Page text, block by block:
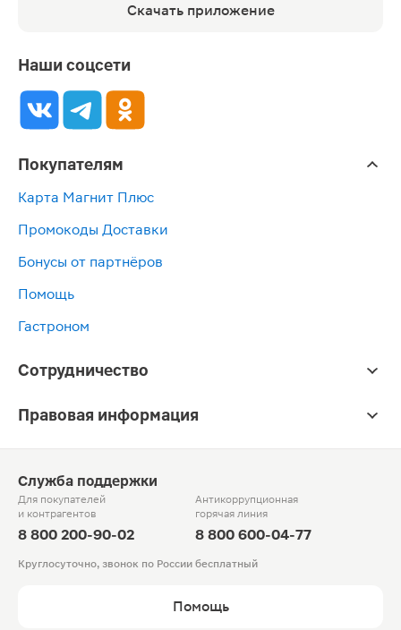
Скачать приложение
Наши соцсети
Покупателям
Карта Магнит Плюс
Промокоды Доставки
Бонусы от партнёров
Помощь
Гастроном
Сотрудничество
Правовая информация
Служба поддержки
Для покупателей
и контрагентов
8 800 200-90-02
Антикоррупционная
горячая линия
8 800 600-04-77
Круглосуточно, звонок по России бесплатный
Помощь